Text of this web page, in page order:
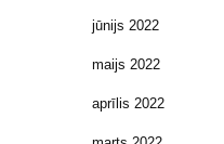
jūnijs 2022
maijs 2022
aprīlis 2022